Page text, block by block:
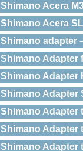
Shimano Acera
Shimano Acera
Shimano adapter
Shimano Adapter
Shimano Adapter
Shimano Adapter
Shimano Adapter
Shimano Adapter
Shimano Adapter